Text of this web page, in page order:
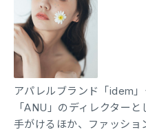
アパレルブランド「idem
「ANU」のディレクター
手がけるほか、ファッシ